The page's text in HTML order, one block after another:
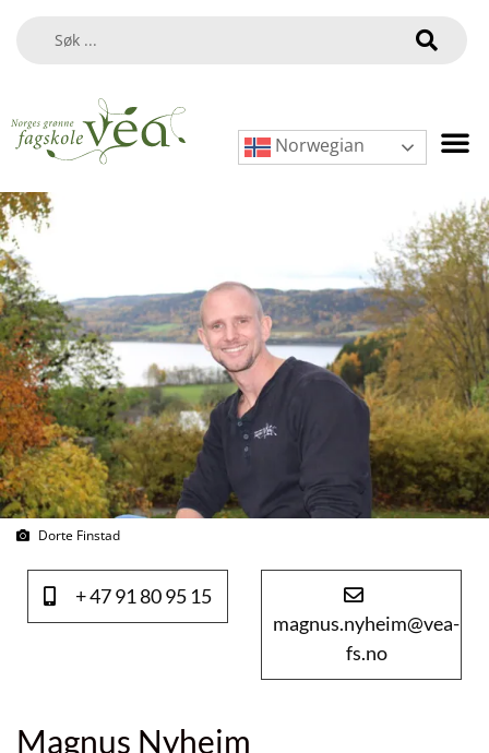
Norwegian
Dorte Finstad
+ 47 91 80 95 15
magnus.nyheim@vea-
fs.no
Magnus Nyheim